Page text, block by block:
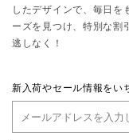
したデザインで、毎日を
ーズを見つけ、特別な割
逃しなく！
新入荷やセール情報をい